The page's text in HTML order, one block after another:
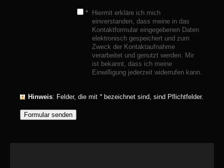
*
Hiermit erkläre ich mich
einverstanden, dass meine in das
Kontaktformular eingegebenen Daten
elektronisch gespeichert und zum
Zweck der Kontaktaufnahme
verarbeitet und genutzt werden. Mir
ist bekannt, dass ich meine
Einwilligung jederzeit widerrufen kann.
Hinweis : Felder, die mit *bezeichnet sind, sind Pflichtfelder.